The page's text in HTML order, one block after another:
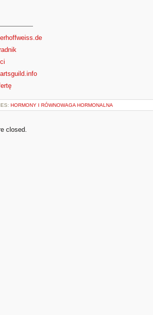
HORMONY I RÓWNOWAGA HORMONALNA
closed.